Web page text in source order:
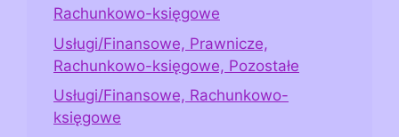
Rachunkowo-księgowe
Usługi/Finansowe, Prawnicze,
Rachunkowo-księgowe, Pozostałe
Usługi/Finansowe, Rachunkowo-
księgowe